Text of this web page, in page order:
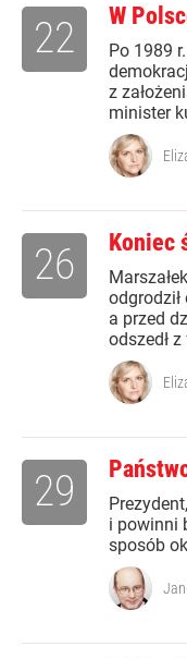
W
Po 1989
z
minister
22
Koniec
a przed
odszedł
26
i powinni
sposób
29